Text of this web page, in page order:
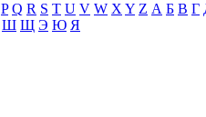
P Q R S T U V W X Y Z А Б В Г
Ш Щ Э Ю Я